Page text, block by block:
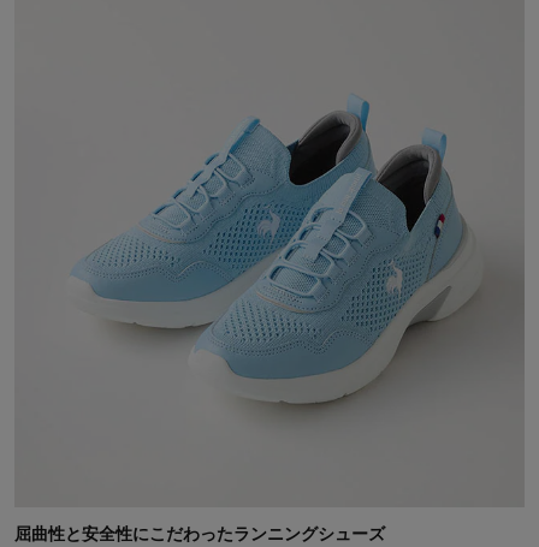
洗練された独自のデザインとコンフォートを提供し、スポーツをは
じめとするあらゆるシーンで、自分らしく遊び心ある生き方に寄り
添うブランドを目指します。
3月から紫外線は急上昇！UV対策アイテム
初夏の新作アイテムが入荷♪大人世代向けイロドリスタイルページ
屈曲性と安全性にこだわったランニングシューズ